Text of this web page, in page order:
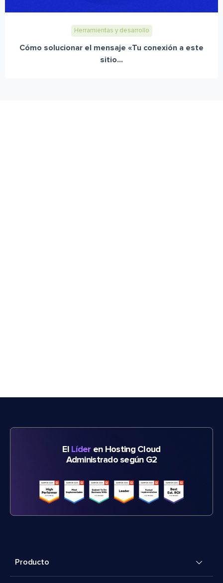
Herramientas y desarrollo
Cómo solucionar el mensaje «Tu conexión a este
sitio...
El Líder en Hosting Cloud
Administrado según G2
Producto